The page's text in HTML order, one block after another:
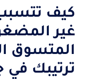
كيف
غير
المتسوق
ترتيبك في